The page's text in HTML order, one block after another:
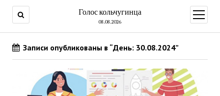
Голос кольчугинца
08.08.2026
меню
Записи опубликованы в “День: 30.08.2024”